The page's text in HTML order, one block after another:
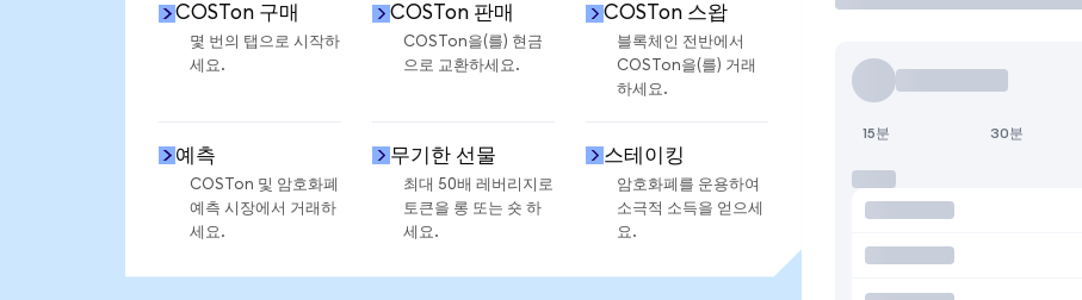
COSTon 구매
몇 번의 탭으로 시작하
세요.
COSTon 판매
COSTon을(를) 현금
으로 교환하세요.
COSTon 스왑
블록체인 전반에서
COSTon을(를) 거래
하세요.
예측
COSTon 및 암호화폐
예측 시장에서 거래하
세요.
무기한 선물
최대 50배 레버리지로
토큰을 롱 또는 숏 하
세요.
스테이킹
암호화폐를 운용하여
소극적 소득을 얻으세
요.
15분 30분